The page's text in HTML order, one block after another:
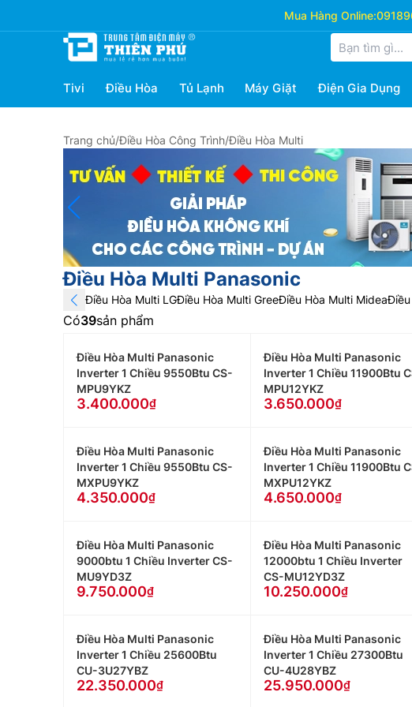
Mua Hàng Online:
Tivi Điều Hòa Tủ Lạnh Máy Giặt Điện Gia Dụng
Trang chủ/Điều Hòa Công Trình/Điều Hòa Multi
Điều Hòa Multi Panasonic
Điều Hòa Multi LGĐiều Hòa Multi GreeĐiều Hòa Multi MideaĐiều
Có39sản phẩm
Điều Hòa Multi Panasonic
Inverter 1 Chiều 9550Btu CS-
MPU9YKZ
3.400.000
Điều Hòa Multi Panasonic
Inverter 1 Chiều 11900Btu
MPU12YKZ
3.650.000
Điều Hòa Multi Panasonic
Inverter 1 Chiều 9550Btu CS-
MXPU9YKZ
4.350.000
Điều Hòa Multi Panasonic
Inverter 1 Chiều 11900Btu
MXPU12YKZ
4.650.000
Điều Hòa Multi Panasonic
9000btu 1 Chiều Inverter CS-
MU9YD3Z
9.750.000
Điều Hòa Multi Panasonic
12000btu 1 Chiều Inverter
CS-MU12YD3Z
10.250.000
Điều Hòa Multi Panasonic
Inverter 1 Chiều 25600Btu
CU-3U27YBZ
22.350.000
Điều Hòa Multi Panasonic
Inverter 1 Chiều 27300Btu
CU-4U28YBZ
25.950.000